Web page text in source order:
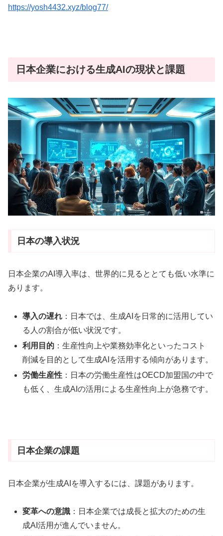
https://yosh4432.xyz/blog77/
日本企業における生成AIの現状と課題
日本の導入状況
日本企業のAI導入率は、世界的に見るととても低い水準に
あります。
導入の遅れ ：日本では、生成AIを日常的に活用してい
る人の割合が低い状況です。
利用目的 ：生産性向上や業務効率化といったコスト
削減を目的として生成AIを活用する傾向があります。
労働生産性 ：日本の労働生産性はOECD加盟国の中で
も低く、生成AIの活用による生産性向上が急務です。
日本企業の課題
日本企業が生成AIを導入するには、課題があります。
変革への意識 ：日本企業では成長と拡大のための生
成AI活用が進んでいません。